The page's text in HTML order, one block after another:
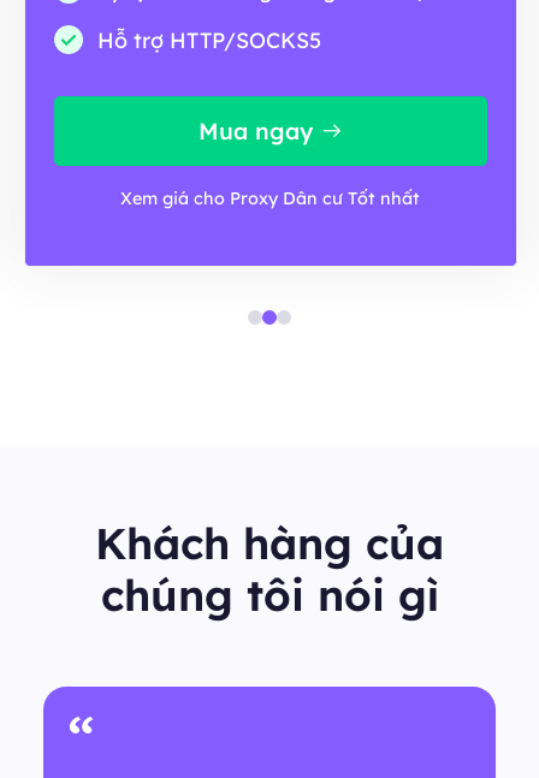
Hỗ trợ HTTP/SOCKS5
Mua ngay
Xem giá cho Proxy Dân cư Tốt nhất
Khách hàng của
chúng tôi nói gì
“